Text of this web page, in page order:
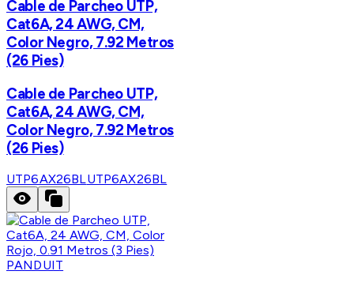
Cable de Parcheo UTP,
Cat6A, 24 AWG, CM,
Color Negro, 7.92 Metros
(26 Pies)
Cable de Parcheo UTP,
Cat6A, 24 AWG, CM,
Color Negro, 7.92 Metros
(26 Pies)
UTP6AX26BLUTP6AX26BL
PANDUIT